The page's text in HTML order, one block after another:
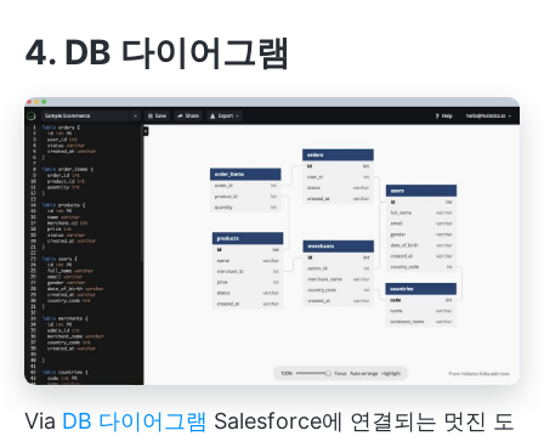
4. DB 다이어그램
Via DB 다이어그램 Salesforce에 연결되는 멋진 도